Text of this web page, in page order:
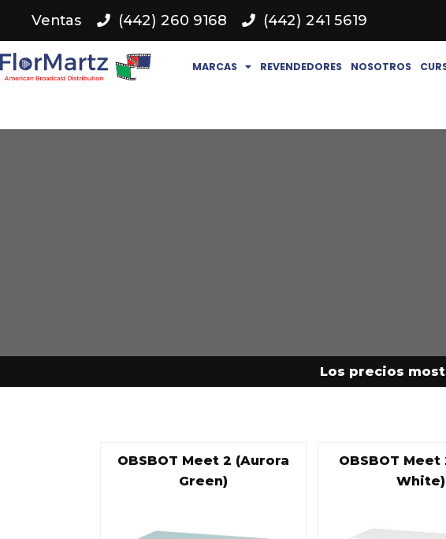
Ventas (442) 260 9168 (442) 241 5619
MARCAS REVENDEDORES NOSOTROS
Los precios
OBSBOT Meet 2 (Aurora
Green)
OBSBOT Meet
White)